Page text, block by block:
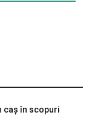
caș în scopuri